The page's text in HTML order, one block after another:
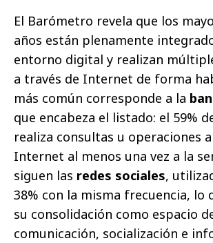
El Barómetro revela que los
años están plenamente
entorno digital y realizan
a través de Internet de forma
más común corresponde a la
que encabeza el listado: el 59%
realiza consultas u operaciones
Internet al menos una vez a la
siguen las redes sociales,
38% con la misma frecuencia, lo
su consolidación como espacio
comunicación, socialización e